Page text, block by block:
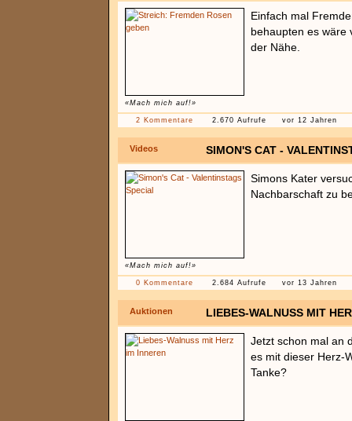
«Mach mich auf!»
Einfach mal
behaupten es wäre
der Nähe.
2 Kommentare 2.670 Aufrufe vor 12 Jahren
Videos SIMON'S CAT -
«Mach mich auf!»
Simons Kater
Nachbarschaft zu
0 Kommentare 2.684 Aufrufe vor 13 Jahren
Auktionen LIEBES-WALNUSS MIT
Jetzt schon mal an
es mit dieser Herz-
Tanke?